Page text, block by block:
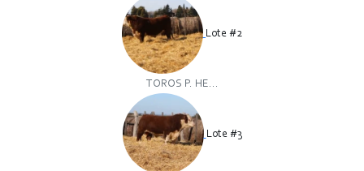
Lote #2
TOROS P. HE...
Lote #3